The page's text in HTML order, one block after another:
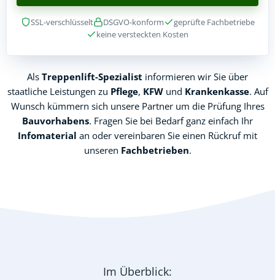
SSL-verschlüsselt DSGVO-konform
geprüfte Fachbetriebe
keine versteckten Kosten
Als Treppenlift-Spezialist informieren wir Sie über
staatliche Leistungen zu Pflege, KFWund Krankenkasse. Auf
Wunsch kümmern sich unsere Partner um die Prüfung Ihres
Bauvorhabens. Fragen Sie bei Bedarf ganz einfach Ihr
Infomaterial an oder vereinbaren Sie einen Rückruf mit
unseren Fachbetrieben.
Im Überblick: